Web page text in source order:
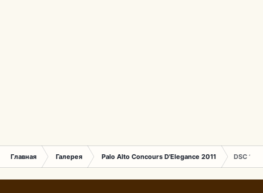
Главная Галерея Palo Alto Concours D'Elegance 2011 DSC 1641